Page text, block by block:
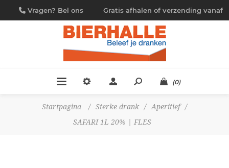
Vragen? Bel ons
09/230.88.44
Gratis afhalen of verzending vanaf
€ 4,95
(0)
Startpagina / Sterke drank / Aperitief
/
SAFARI 1L 20% | FLES